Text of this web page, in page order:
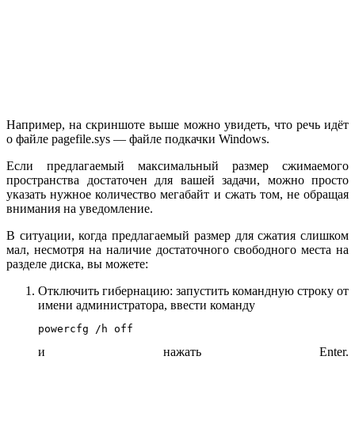
Например, на скриншоте выше можно увидеть, что речь идёт
о файле pagefile.sys — файле подкачки Windows.
Если предлагаемый максимальный размер сжимаемого
пространства достаточен для вашей задачи, можно просто
указать нужное количество мегабайт и сжать том, не обращая
внимания на уведомление.
В ситуации, когда предлагаемый размер для сжатия слишком
мал, несмотря на наличие достаточного свободного места на
разделе диска, вы можете:
Отключить гибернацию: запустить командную строку от
имени администратора, ввести команду
powercfg /h off
и нажать Enter.